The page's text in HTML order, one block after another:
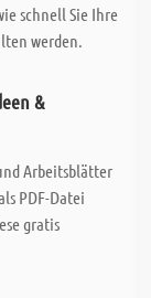
schnell Sie Ihre
werden.
&
Arbeitsblätter
PDF-Datei
gratis